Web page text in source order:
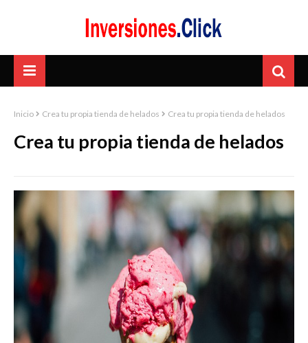
Inicio Crea tu propia tienda de helados Crea tu propia tienda de helados
Crea tu propia tienda de helados